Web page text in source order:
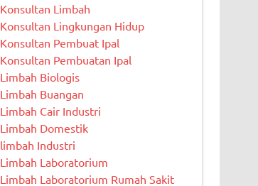
Konsultan Limbah
Konsultan Lingkungan Hidup
Konsultan Pembuat Ipal
Konsultan Pembuatan Ipal
Limbah Biologis
Limbah Buangan
Limbah Cair Industri
Limbah Domestik
limbah Industri
Limbah Laboratorium
Limbah Laboratorium Rumah Sakit